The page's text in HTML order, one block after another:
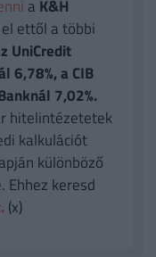
a K&H
ettől a többi
UniCredit
6,78%, a CIB
7,02%.
hitelintézetetek
kalkulációt
különböző
Ehhez keresd
(x)